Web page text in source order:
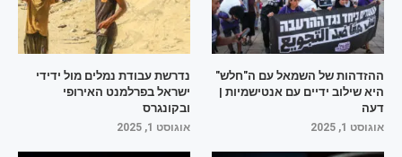
ההזדהות של השמאל עם ה"חלש"
היא שילוב ידיים עם אנטישמיות |
דעה
אוגוסט 1, 2025
נדרשת עבודת נמלים מול ידידי
ישראל בפרלמנט האירופי
ובקונגרס
אוגוסט 1, 2025